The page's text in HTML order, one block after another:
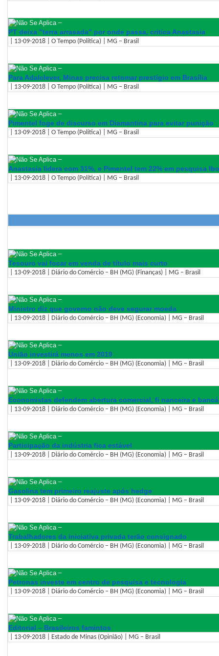
–
PT deixa "terra arrasada" por onde passa, critica Anastasia
| 13-09-2018 | O Tempo (Política) | MG – Brasil
–
Para Adalclever, Minas precisa retomar prestígio em Brasília
| 13-09-2018 | O Tempo (Política) | MG – Brasil
–
Pimentel foge de discurso em Diamantina para evitar punição
| 13-09-2018 | O Tempo (Política) | MG – Brasil
–
Anastasia lidera com 31%, e Pimentel tem 22% em pesquisa
| 13-09-2018 | O Tempo (Política) | MG – Brasil
–
Tesouro vai focar em venda de título mais curto
| 13-09-2018 | Diário do Comércio – BH (MG) (Finanças) | MG – Brasil
–
Ministro diz que governo não deve segurar moeda
| 13-09-2018 | Diário do Comércio – BH (MG) (Economia) | MG – Brasil
–
União investirá menos em 2019
| 13-09-2018 | Diário do Comércio – BH (MG) (Economia) | MG – Brasil
–
Economistas defendem abertura comercial, fi nanceira e
| 13-09-2018 | Diário do Comércio – BH (MG) (Economia) | MG – Brasil
–
Participação da indústria fica estável
| 13-09-2018 | Diário do Comércio – BH (MG) (Economia) | MG – Brasil
–
Gasolina tem primeiro reajuste após hedge
| 13-09-2018 | Diário do Comércio – BH (MG) (Economia) | MG – Brasil
–
Trabalhadores da iniciativa privada terão consignado
| 13-09-2018 | Diário do Comércio – BH (MG) (Economia) | MG – Brasil
–
Petronas investe em centro de pesquisa e tecnologia
| 13-09-2018 | Diário do Comércio – BH (MG) (Economia) | MG – Brasil
–
Editorial – Brasileiros famintos
| 13-09-2018 | Estado de Minas (Opinião) | MG – Brasil